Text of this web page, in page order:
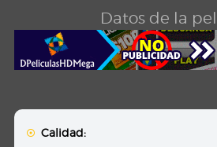
Datos de la
Calidad: